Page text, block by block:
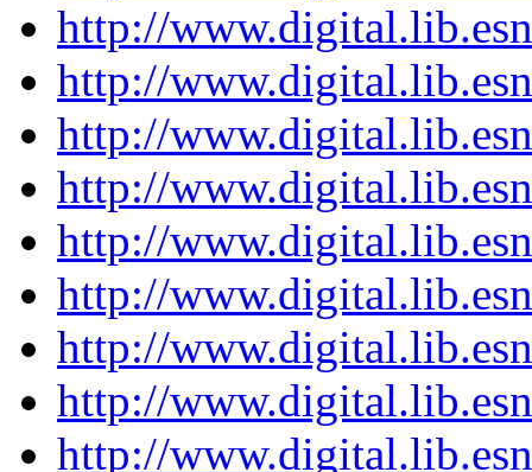
http://
http://
http://
http://
http://
http://
http://
http://
http://